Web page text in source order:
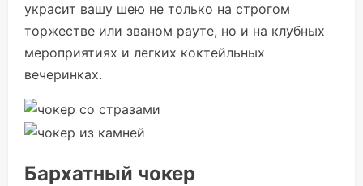
украсит вашу шею не только на строгом
торжестве или званом рауте, но и на клубных
мероприятиях и легких коктейльных
вечеринках.
Бархатный чокер